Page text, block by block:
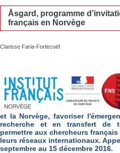
Åsgard, programme
français en Norvège
Clarisse Faria-Fortecoëf
et la Norvège, favoriser
recherche et en transfert de
permettre aux chercheurs
leurs réseaux internationaux.
septembre au 15 décembre 2016.